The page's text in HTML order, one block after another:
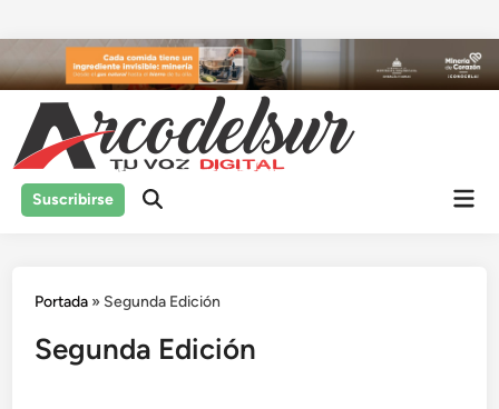
al
contenido
Suscribirse
Portada » Segunda Edición
Segunda Edición